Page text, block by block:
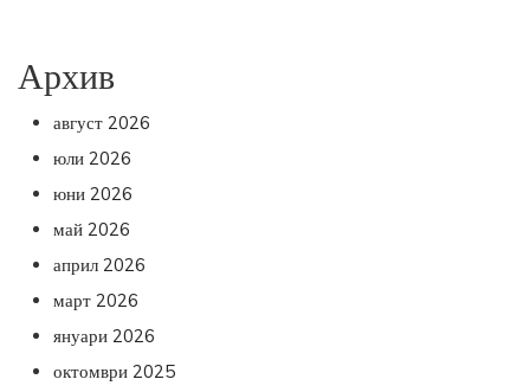
Архив
август 2026
юли 2026
юни 2026
май 2026
април 2026
март 2026
януари 2026
октомври 2025